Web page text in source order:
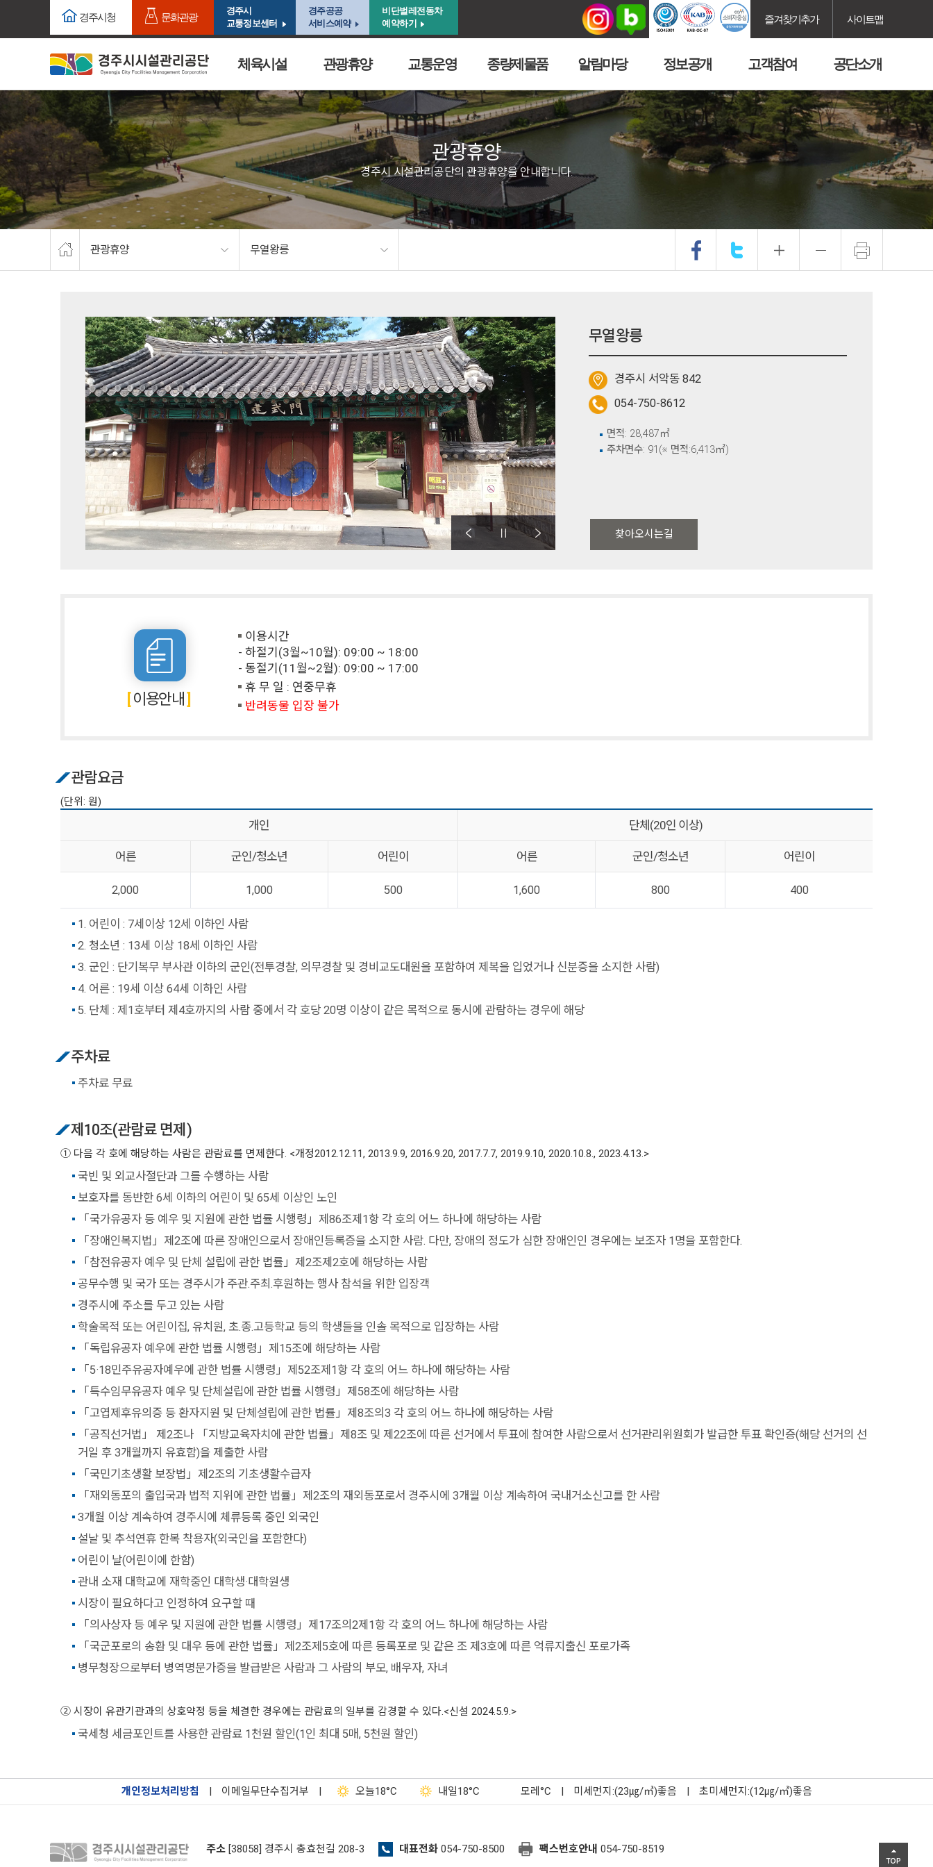
주요메뉴로 건너뛰기
경주시청 문화관광
경주시
교통정보센터
경주공공
서비스예약
비단벌레전동차
예약하기
즐겨찾기추가 사이트맵
체육시설 관광휴양 교통운영 종량제물품 알림마당 정보공개 고객참여 공단소개
관광휴양
경주시 시설관리공단의 관광휴양을 안내합니다.
관광휴양 무열왕릉
무열왕릉
경주시 서악동 842
054-750-8612
찾아오시는길
면적: 28,487㎡
주차면수: 91(※ 면적:6,413㎡)
이용안내
이용시간
- 하절기(3월~10월): 09:00 ~ 18:00
- 동절기(11월~2월): 09:00 ~ 17:00
휴 무 일 : 연중무휴
반려동물 입장 불가
관람요금
(단위: 원)
개인 단체(20인 이상)
어른 군인/청소년 어린이 어른 군인/청소년 어린이
2,000 1,000 500 1,600 800 400
1. 어린이 : 7세이상 12세 이하인 사람
2. 청소년 : 13세 이상 18세 이하인 사람
3. 군인 : 단기복무 부사관 이하의 군인(전투경찰, 의무경찰 및 경비교도대원을 포함하여 제복을 입었거나 신분증을 소지한 사람)
4. 어른 : 19세 이상 64세 이하인 사람
5. 단체 : 제1호부터 제4호까지의 사람 중에서 각 호당 20명 이상이 같은 목적으로 동시에 관람하는 경우에 해당
주차료
주차료 무료
제10조(관람료 면제)
① 다음 각 호에 해당하는 사람은 관람료를 면제한다. <개정2012.12.11, 2013.9.9, 2016.9.20, 2017.7.7, 2019.9.10, 2020.10.8., 2023.4.13.>
국빈 및 외교사절단과 그를 수행하는 사람
보호자를 동반한 6세 이하의 어린이 및 65세 이상인 노인
「국가유공자 등 예우 및 지원에 관한 법률 시행령」제86조제1항 각 호의 어느 하나에 해당하는 사람
「장애인복지법」제2조에 따른 장애인으로서 장애인등록증을 소지한 사람. 다만, 장애의 정도가 심한 장애인인 경우에는 보조자 1명을 포함한다.
「참전유공자 예우 및 단체 설립에 관한 법률」제2조제2호에 해당하는 사람
공무수행 및 국가 또는 경주시가 주관.주최.후원하는 행사 참석을 위한 입장객
경주시에 주소를 두고 있는 사람
학술목적 또는 어린이집, 유치원, 초.종.고등학교 등의 학생들을 인솔 목적으로 입장하는 사람
「독립유공자 예우에 관한 법률 시행령」제15조에 해당하는 사람
「5·18민주유공자예우에 관한 법률 시행령」제52조제1항 각 호의 어느 하나에 해당하는 사람
「특수임무유공자 예우 및 단체설립에 관한 법률 시행령」제58조에 해당하는 사람
「고엽제후유의증 등 환자지원 및 단체설립에 관한 법률」제8조의3 각 호의 어느 하나에 해당하는 사람
「공직선거법」 제2조나 「지방교육자치에 관한 법률」제8조 및 제22조에 따른 선거에서 투표에 참여한 사람으로서 선거관리위원회가 발급한 투표 확인증(해당 선거의 선
거일 후 3개월까지 유효함)을 제출한 사람
「국민기초생활 보장법」제2조의 기초생활수급자
「재외동포의 출입국과 법적 지위에 관한 법률」제2조의 재외동포로서 경주시에 3개월 이상 계속하여 국내거소신고를 한 사람
3개월 이상 계속하여 경주시에 체류등록 중인 외국인
설날 및 추석연휴 한복 착용자(외국인을 포함한다)
어린이 날(어린이에 한함)
관내 소재 대학교에 재학중인 대학생·대학원생
시장이 필요하다고 인정하여 요구할 때
「의사상자 등 예우 및 지원에 관한 법률 시행령」제17조의2제1항 각 호의 어느 하나에 해당하는 사람
「국군포로의 송환 및 대우 등에 관한 법률」제2조제5호에 따른 등록포로 및 같은 조 제3호에 따른 억류지출신 포로가족
병무청장으로부터 병역명문가증을 발급받은 사람과 그 사람의 부모, 배우자, 자녀
② 시장이 유관기관과의 상호약정 등을 체결한 경우에는 관람료의 일부를 감경할 수 있다.<신설 2024.5.9.>
국세청 세금포인트를 사용한 관람료 1천원 할인(1인 최대 5매, 5천원 할인)
개인정보처리방침 | 이메일무단수집거부 | 오늘18°C 내일18°C 모레 °C | 미세먼지:(23㎍/㎥)좋음 | 초미세먼지:(12㎍/㎥)좋음
주소 [38058] 경주시 충효천길 208-3 대표전화 054-750-8500 팩스번호안내 054-750-8519